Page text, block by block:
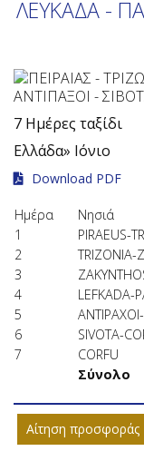
ΛΕΥΚΑΔΑ -
7 Ημέρες ταξίδι
Ελλάδα» Ιόνιο
Download PDF
Ημέρα Νησιά
1
PIRAEUS-
2
TRIZONIA-
3
4
LEFKADA-
5
6
SIVOTA-
7
CORFU
Σύνολο
Αίτηση προσφοράς